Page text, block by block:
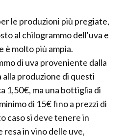
le produzioni più pregiate,
al chilogrammo dell'uva e
molto più ampia.
di uva proveniente dalla
produzione di questi
1,50€, ma una bottiglia di
di 15€ fino a prezzi di
caso si deve tenere in
resa in vino delle uve,